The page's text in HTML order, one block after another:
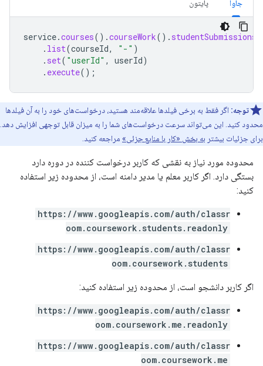
جاوا پایتون
service.courses().courseWork(). studentSubmissions
. list(courseId, "-" )
. set( "userId" , userId)
. execute();
توجه: اگر فقط به برخی فیلدها علاقه‌مند هستید، درخواست‌های خود را به آن فیلدها
محدود کنید. این می‌تواند سرعت درخواست‌های شما را به میزان قابل توجهی افزایش دهد.
برای جزئیات بیشتر به بخش «کار با منابع جزئی» مراجعه کنید.
محدوده مورد نیاز به نقشی که کاربر درخواست کننده در دوره دارد
بستگی دارد. اگر کاربر معلم یا مدیر دامنه است، از محدوده زیر استفاده
کنید:
https://www.googleapis.com/auth/classr
oom.coursework.students.readonly
https://www.googleapis.com/auth/classr
oom.coursework.students
اگر کاربر دانشجو است، از محدوده زیر استفاده کنید:
https://www.googleapis.com/auth/classr
oom.coursework.me.readonly
https://www.googleapis.com/auth/classr
oom.coursework.me